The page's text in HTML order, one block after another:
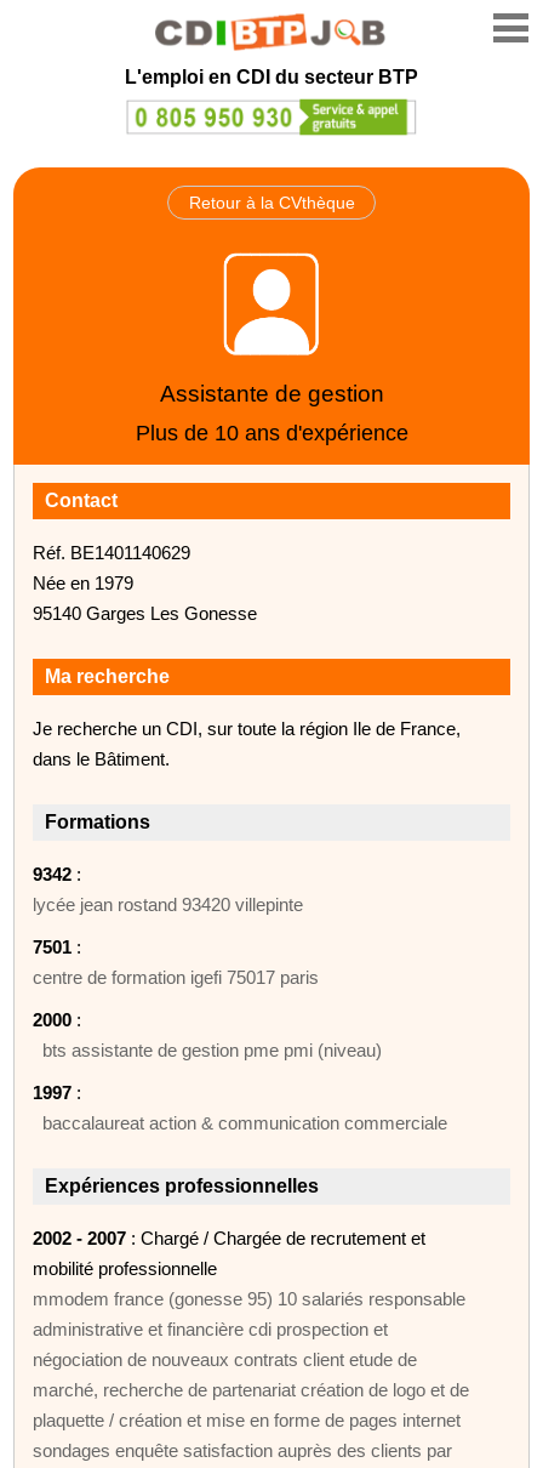
L'emploi en CDI du secteur BTP
Retour à la CVthèque
Assistante de gestion
Plus de 10 ans d'expérience
Contact
Réf. BE1401140629
Née en 1979
95140 Garges Les Gonesse
Ma recherche
Je recherche un CDI, sur toute la région Ile de France,
dans le Bâtiment.
Formations
9342 :
lycée jean rostand 93420 villepinte
7501 :
centre de formation igefi 75017 paris
2000 :
bts assistante de gestion pme pmi (niveau)
1997 :
baccalaureat action & communication commerciale
Expériences professionnelles
2002 - 2007 : Chargé / Chargée de recrutement et
mobilité professionnelle
mmodem france (gonesse 95) 10 salariés responsable
administrative et financière cdi prospection et
négociation de nouveaux contrats client etude de
marché, recherche de partenariat création de logo et de
plaquette / création et mise en forme de pages internet
sondages enquête satisfaction auprès des clients par